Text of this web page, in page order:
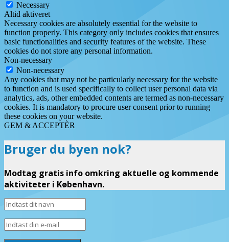
Necessary
Altid aktiveret
Necessary cookies are absolutely essential for the website to
function properly. This category only includes cookies that ensures
basic functionalities and security features of the website. These
cookies do not store any personal information.
Non-necessary
Non-necessary
Any cookies that may not be particularly necessary for the website
to function and is used specifically to collect user personal data via
analytics, ads, other embedded contents are termed as non-necessary
cookies. It is mandatory to procure user consent prior to running
these cookies on your website.
GEM & ACCEPTÈR
Bruger du byen nok?
Modtag gratis info omkring aktuelle og kommende
aktiviteter i København.